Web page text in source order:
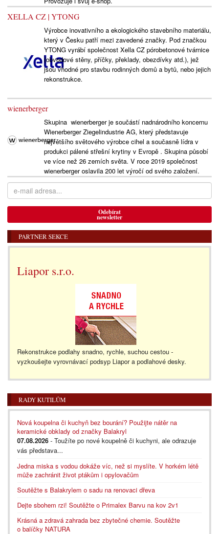
XELLA CZ | YTONG
Výrobce inovativního a ekologického stavebního materiálu,
který v Česku patří mezi zavedené značky. Pod značkou
YTONG vyrábí společnost Xella CZ pórobetonové tvárnice
(obvodové stěny, příčky, překlady, obezdívky atd.), jež
jsou vhodné pro stavbu rodinných domů a bytů, nebo jejich
rekonstrukce.
wienerberger
Skupina wienerberger je součástí nadnárodního koncernu
Wienerberger Ziegelindustrie AG, který představuje
největšího světového výrobce cihel a současně lídra v
produkci pálené střešní krytiny v Evropě . Skupina působí
ve více než 26 zemích světa. V roce 2019 společnost
wienerberger oslavila 200 let výročí od svého založení.
Odebírat
newsletter
PARTNER SEKCE
Liapor s.r.o.
Rekonstrukce podlahy snadno, rychle, suchou cestou -
vyzkoušejte vyrovnávací podsyp Liapor a podlahové desky.
RADY KUTILŮM
Nová koupelna či kuchyň bez bourání? Použijte nátěr na
keramické obklady od značky Balakryl
07.08.2026 - Toužíte po nové koupelně či kuchyni, ale odrazuje
vás představa...
Jedna miska s vodou dokáže víc, než si myslíte. V horkém létě
může zachránit život ptákům i opylovačům
Soutěžte s Balakrylem o sadu na renovaci dřeva
Dejte sbohem rzi! Soutěžte o Primalex Barvu na kov 2v1
Krásná a zdravá zahrada bez zbytečné chemie. Soutěžte
o balíčky NATURA